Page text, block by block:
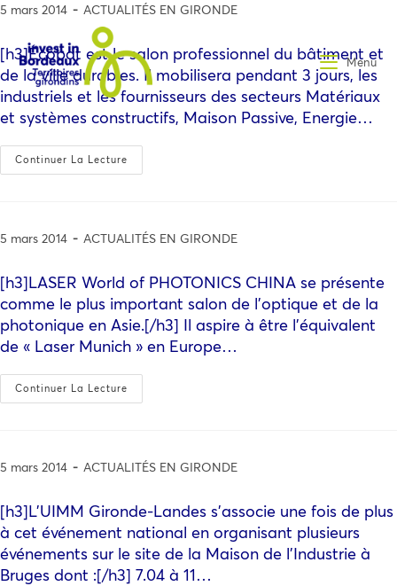
Menu
5 mars 2014 ACTUALITÉS EN GIRONDE
[h3]Écobat est le salon professionnel du bâtiment et
de la ville durables. Il mobilisera pendant 3 jours, les
industriels et les fournisseurs des secteurs Matériaux
et systèmes constructifs, Maison Passive, Energie…
Continuer La Lecture
5 mars 2014 ACTUALITÉS EN GIRONDE
[h3]LASER World of PHOTONICS CHINA se présente
comme le plus important salon de l’optique et de la
photonique en Asie.[/h3] Il aspire à être l’équivalent
de « Laser Munich » en Europe…
Continuer La Lecture
5 mars 2014 ACTUALITÉS EN GIRONDE
[h3]L’UIMM Gironde-Landes s’associe une fois de plus
à cet événement national en organisant plusieurs
événements sur le site de la Maison de l’Industrie à
Bruges dont :[/h3] 7.04 à 11…